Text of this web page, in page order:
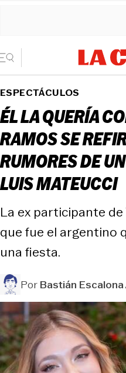
ESPECTÁCULOS
ÉL LA QUERÍA
RAMOS SE
RUMORES DE
LUIS MATEUCCI
La ex participante de
que fue el argentino
una fiesta.
PorBastián